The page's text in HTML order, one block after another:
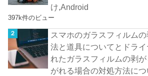
け,Android
397k件のビュー
スマホのガラスフィルム
法と道具についてとドラ
れたガラスフィルムの剥
がれる場合の対処方法につ